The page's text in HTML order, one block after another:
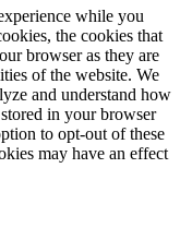
while you
the cookies that
browser as they are
of the website. We
and understand how
in your browser
to opt-out of these
may have an effect